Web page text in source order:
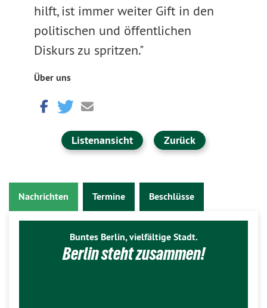
hilft, ist immer weiter Gift in den
politischen und öffentlichen
Diskurs zu spritzen."
Über uns
Listenansicht Zurück
Nachrichten Termine Beschlüsse
Buntes Berlin, vielfältige Stadt.
Berlin steht zusammen!